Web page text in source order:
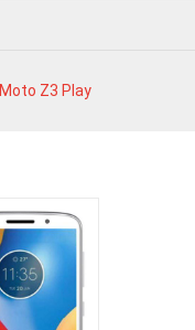
Moto Z3 Play